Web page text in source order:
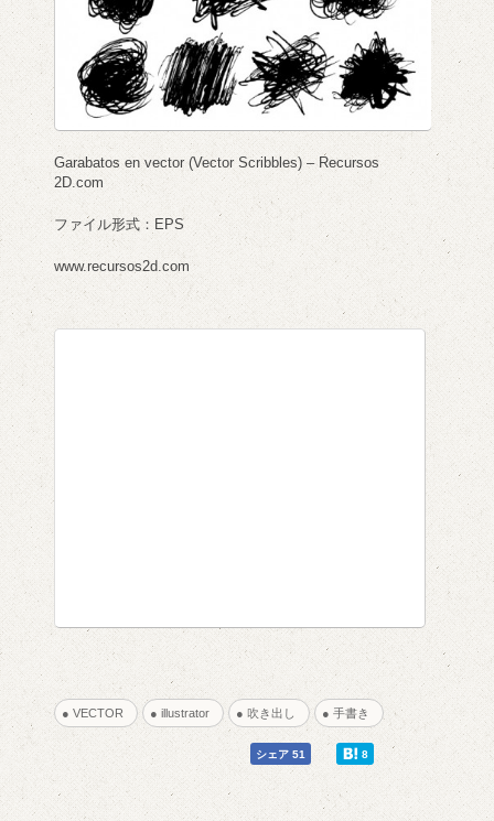
Garabatos en vector (Vector Scribbles) – Recursos
2D.com
ファイル形式：EPS
www.recursos2d.com
● VECTOR ● illustrator ● 吹き出し ● 手書き
シェア 51 8
00